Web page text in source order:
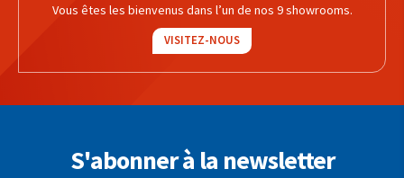
Vous êtes les bienvenus dans l’un de nos 9 showrooms.
VISITEZ-NOUS
S'abonner à la newsletter